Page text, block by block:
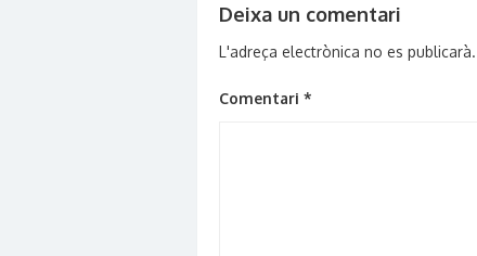
Deixa un comentari
L'adreça electrònica no es publicarà.
Comentari *